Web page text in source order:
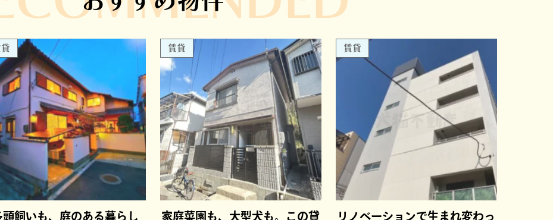
頭飼いも、庭のある暮らし
賃貸
家庭菜園も、大型犬も。この貸
賃貸
リノベーションで生まれ変わっ